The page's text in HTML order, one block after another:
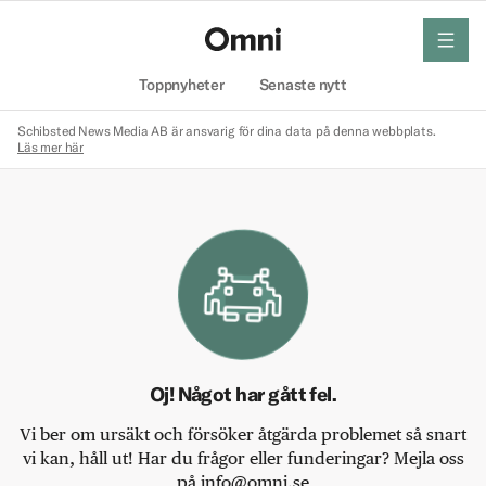
Toppnyheter Senaste nytt
meny
Schibsted News Media AB är ansvarig för dina data på denna webbplats.
Läs mer här
Oj! Något har gått fel.
Vi ber om ursäkt och försöker åtgärda problemet så snart
vi kan, håll ut! Har du frågor eller funderingar? Mejla oss